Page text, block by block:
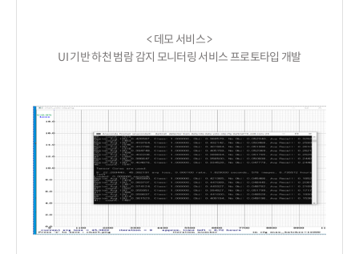
< 데모 서비스 >
UI 기반 하천 범람 감지 모니터링 서비스 프로토타입 개발